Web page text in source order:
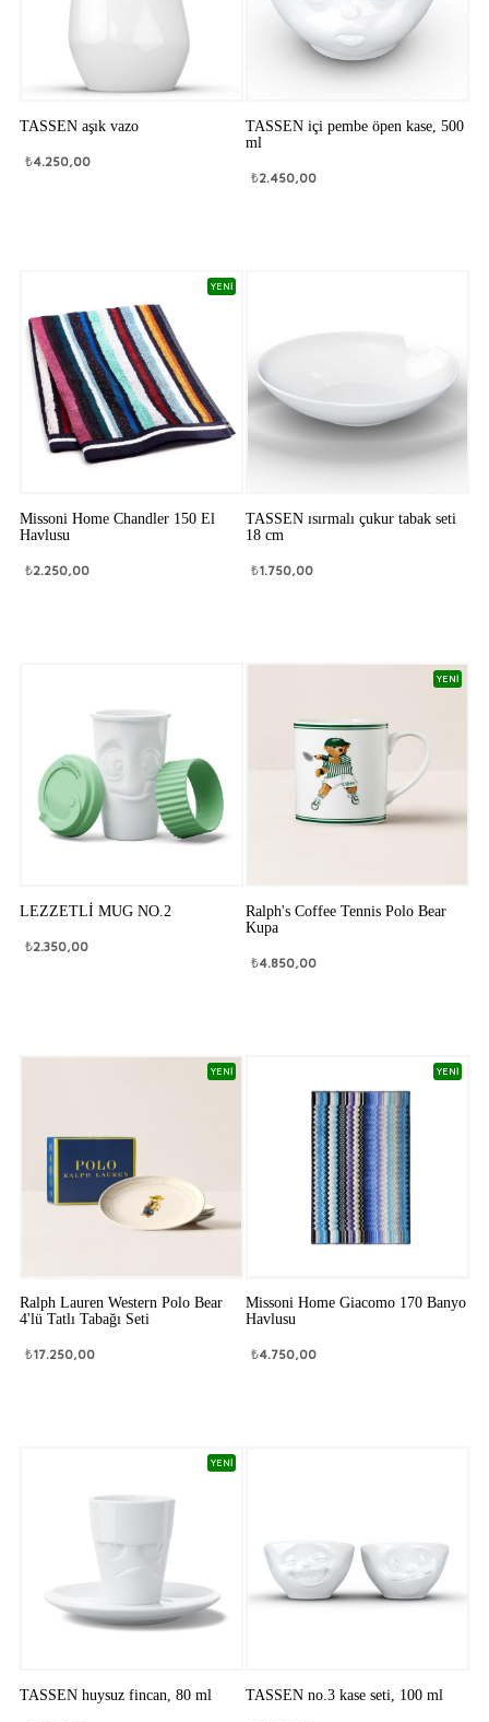
TASSEN aşık vazo
₺4.250,00
TASSEN içi pembe öpen kase, 500
ml
₺2.450,00
YENİ
Missoni Home Chandler 150 El
Havlusu
₺2.250,00
TASSEN ısırmalı çukur tabak seti
18 cm
₺1.750,00
LEZZETLİ MUG NO.2
₺2.350,00
YENİ
Ralph's Coffee Tennis Polo Bear
Kupa
₺4.850,00
YENİ
Ralph Lauren Western Polo Bear
4'lü Tatlı Tabağı Seti
₺17.250,00
YENİ
Missoni Home Giacomo 170 Banyo
Havlusu
₺4.750,00
YENİ
TASSEN huysuz fincan, 80 ml TASSEN no.3 kase seti, 100 ml